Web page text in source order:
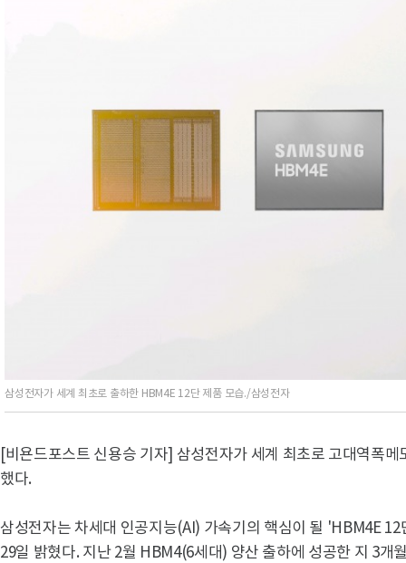
삼성전자가 세계 최초로 출하한 HBM4E 12단 제품 모습./삼성전자
[비욘드포스트 신용승 기자] 삼성전자가 세계 최초로 고대역폭
했다.
삼성전자는 차세대 인공지능(AI) 가속기의 핵심이 될 'HBM4E
29일 밝혔다. 지난 2월 HBM4(6세대) 양산 출하에 성공한 지 3개